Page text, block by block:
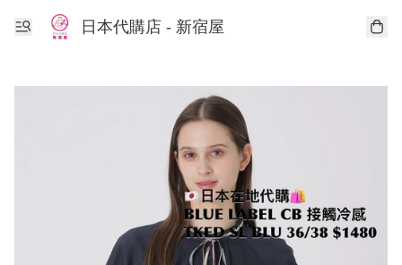
日本代購店 - 新宿屋